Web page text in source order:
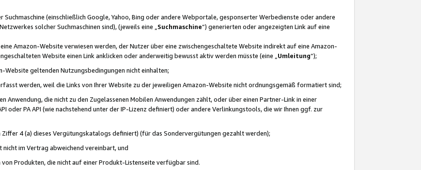
(einschließlich Google, Yahoo, Bing oder andere Webportale, gesponserter Werbedienste oder andere
solcher Suchmaschinen sind), (jeweils eine „ Suchmaschine“) generierten oder angezeigten Link auf eine
Amazon-Website verwiesen werden, der Nutzer über eine zwischengeschaltete Website indirekt auf eine Amazon-
Website einen Link anklicken oder anderweitig bewusst aktiv werden müsste (eine „ Umleitung“);
geltenden Nutzungsbedingungen nicht einhalten;
werden, weil die Links von Ihrer Website zu der jeweiligen Amazon-Website nicht ordnungsgemäß formatiert sind;
Anwendung, die nicht zu den Zugelassenen Mobilen Anwendungen zählt, oder über einen Partner-Link in einer
oder PA API (wie nachstehend unter der IP-Lizenz definiert) oder andere Verlinkungstools, die wir Ihnen ggf. zur
Ziffer 4 (a) dieses Vergütungskatalogs definiert) (für das Sondervergütungen gezahlt werden);
im Vertrag abweichend vereinbart, und
Produkten, die nicht auf einer Produkt-Listenseite verfügbar sind.